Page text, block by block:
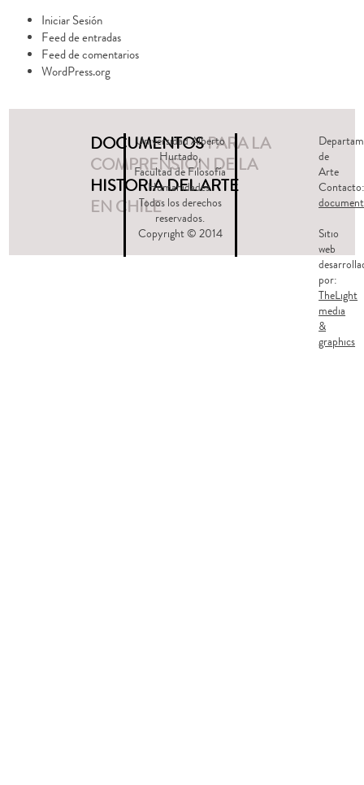
Iniciar Sesión
Feed de entradas
Feed de comentarios
WordPress.org
DOCUMENTOSPARA LA
COMPRENSIÓN DE LA
HISTORIA DEL ARTE
EN CHILE
Universidad Alberto
Hurtado,
Facultad de Filosofía
Humanidades.
Todos los derechos
reservados.
Copyright © 2014
de
Arte
Sitio
web
por:
TheLight
media
&
graphics